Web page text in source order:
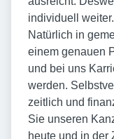
individuell
Natürlich in
einem genauen
und bei uns
werden.
zeitlich und
Sie unseren
heute und in der